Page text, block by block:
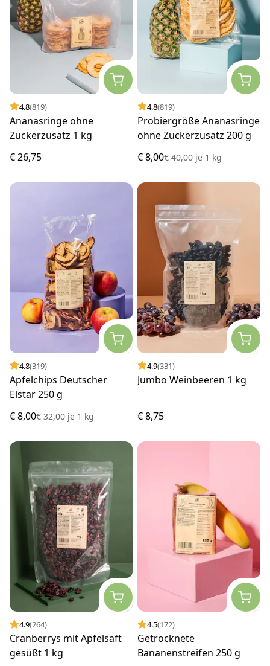
4.8(819)
Ananasringe ohne
Zuckerzusatz 1 kg
€ 26,75
4.8(819)
Probiergröße Ananasringe
ohne Zuckerzusatz 200 g
€ 8,00€ 40,00 je 1 kg
4.8(319)
Apfelchips Deutscher
Elstar 250 g
€ 8,00€ 32,00 je 1 kg
4.9(331)
Jumbo Weinbeeren 1 kg
€ 8,75
4.9(264)
Cranberrys mit Apfelsaft
gesüßt 1 kg
4.5(172)
Getrocknete
Bananenstreifen 250 g